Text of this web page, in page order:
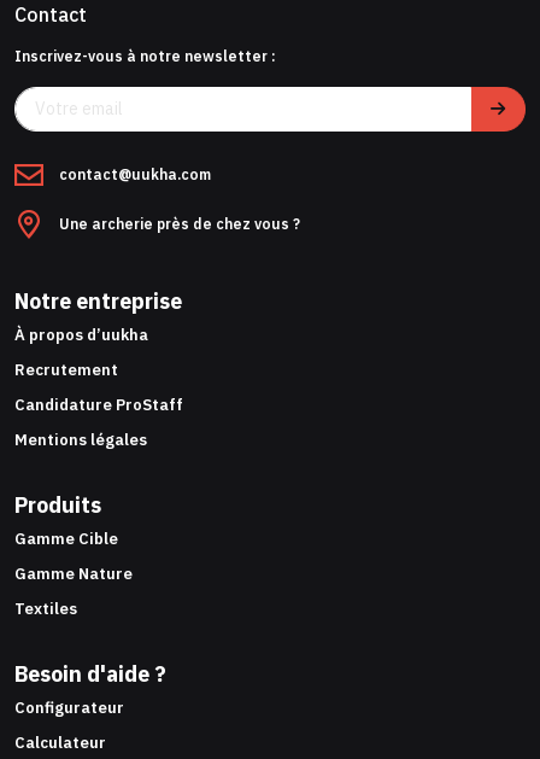
Notre entreprise
À propos d’uukha
Recrutement
Candidature ProStaff
Mentions légales
Produits
Gamme Cible
Gamme Nature
Textiles
Besoin d'aide ?
Configurateur
Calculateur
Contact
Inscrivez-vous à notre newsletter :
contact@uukha.com
Une archerie près de chez vous ?